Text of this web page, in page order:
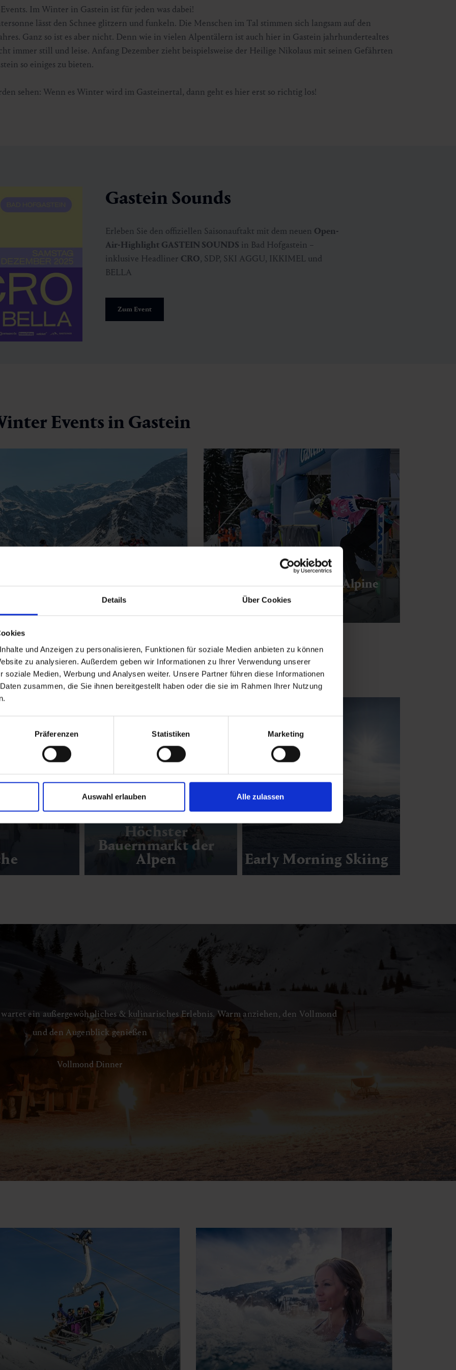
Details Über Cookies
und Anzeigen zu personalisieren, Funktionen für soziale Medien anbieten zu können
zu analysieren. Außerdem geben wir Informationen zu Ihrer Verwendung unserer
soziale Medien, Werbung und Analysen weiter. Unsere Partner führen diese Informationen
zusammen, die Sie ihnen bereitgestellt haben oder die sie im Rahmen Ihrer Nutzung
Präferenzen Statistiken Marketing
Auswahl erlauben Alle zulassen
Im Winter in Gastein ist für jeden was dabei!
lässt den Schnee glitzern und funkeln. Die Menschen im Tal stimmen sich langsam auf den
Ganz so ist es aber nicht. Denn wie in vielen Alpentälern ist auch hier in Gastein jahrhundertealtes
immer still und leise. Anfang Dezember zieht beispielsweise der Heilige Nikolaus mit seinen Gefährten
so einiges zu bieten.
sehen: Wenn es Winter wird im Gasteinertal, dann geht es hier erst so richtig los!
Gastein Sounds
Erleben Sie den offiziellen Saisonauftakt mit dem neuen Open-
Air-Highlight GASTEIN SOUNDS in Bad Hofgastein –
inklusive Headliner CRO, SDP, SKI AGGU, IKKIMEL und
BELLA
Zum Event
Events in Gastein
Gastein Classics
VISA FIS Snowboard Alpine
World Cup
Early Morning
Mountaincart
Höchster
Bauernmarkt der
Alpen Early Morning Skiing
ein außergewöhnliches & kulinarisches Erlebnis. Warm anziehen, den Vollmond
und den Augenblick genießen
Vollmond Dinner